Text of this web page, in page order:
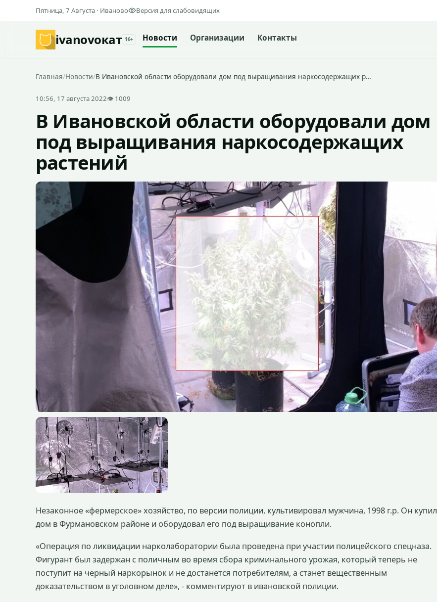
Пятница, 7 Августа · Иваново Версия для слабовидящих
ivanovoкат 16+ Новости Организации Контакты
Главная/Новости/В Ивановской области оборудовали дом под выращивания наркосодержащих р…
10:56, 17 августа 2022👁 1009
В Ивановской области оборудовали дом
под выращивания наркосодержащих
растений
Незаконное «фермерское» хозяйство, по версии полиции, культивировал мужчина, 1998 г.р. Он купил
дом в Фурмановском районе и оборудовал его под выращивание конопли.
«Операция по ликвидации нарколаборатории была проведена при участии полицейского спецназа.
Фигурант был задержан с поличным во время сбора криминального урожая, который теперь не
поступит на черный наркорынок и не достанется потребителям, а станет вещественным
доказательством в уголовном деле», - комментируют в ивановской полиции.